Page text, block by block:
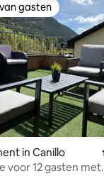
van 4,92 uit 5, 60
gasten
gasten
in Canillo
voor 12 gasten met